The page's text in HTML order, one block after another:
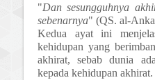
"Dan sesungguhnya
sebenarnya" (QS. al-
Kedua ayat ini
kehidupan yang
akhirat, sebab dunia
kepada kehidupan akhirat.